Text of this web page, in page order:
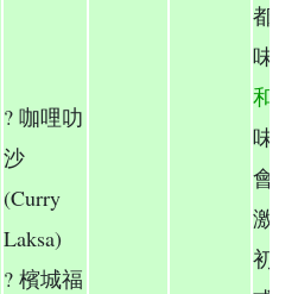
? 咖哩叻
沙
(Curry
Laksa)
? 檳城福
都
味
和
味
會
激
初